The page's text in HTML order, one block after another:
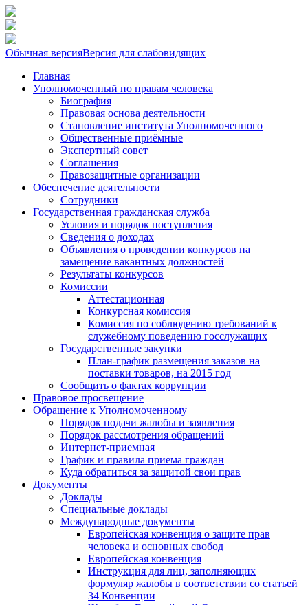
Обычная версияВерсия для слабовидящих
Главная
Уполномоченный по правам человека
Биография
Правовая основа деятельности
Становление института Уполномоченного
Общественные приёмные
Экспертный совет
Соглашения
Правозащитные организации
Обеспечение деятельности
Сотрудники
Государственная гражданская служба
Условия и порядок поступления
Сведения о доходах
Объявления о проведении конкурсов на
замещение вакантных должностей
Результаты конкурсов
Комиссии
Аттестационная
Конкурсная комиссия
Комиссия по соблюдению требований к
служебному поведению госслужащих
Государственные закупки
План-график размещения заказов на
поставки товаров, на 2015 год
Сообщить о фактах коррупции
Правовое просвещение
Обращение к Уполномоченному
Порядок подачи жалобы и заявления
Порядок рассмотрения обращений
Интернет-приемная
График и правила приема граждан
Куда обратиться за защитой свои прав
Документы
Доклады
Специальные доклады
Международные документы
Европейская конвенция о защите прав
человека и основных свобод
Европейская конвенция
Инструкция для лиц, заполняющих
формуляр жалобы в соответствии со статьей
34 Конвенции